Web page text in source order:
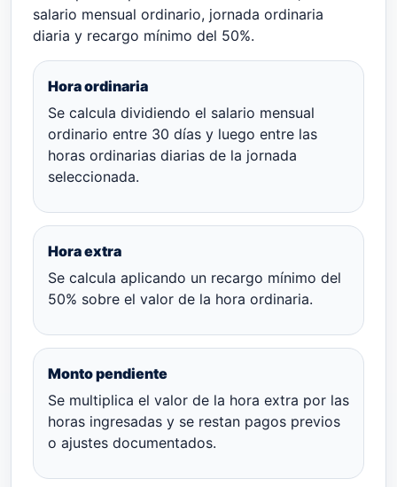
salario mensual ordinario, jornada ordinaria
diaria y recargo mínimo del 50%.
Hora ordinaria
Se calcula dividiendo el salario mensual
ordinario entre 30 días y luego entre las
horas ordinarias diarias de la jornada
seleccionada.
Hora extra
Se calcula aplicando un recargo mínimo del
50% sobre el valor de la hora ordinaria.
Monto pendiente
Se multiplica el valor de la hora extra por las
horas ingresadas y se restan pagos previos
o ajustes documentados.